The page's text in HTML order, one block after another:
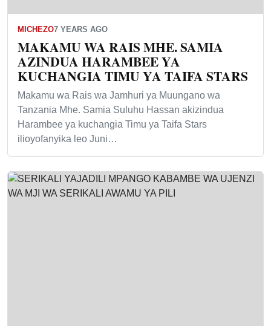
MICHEZO7 YEARS AGO
MAKAMU WA RAIS MHE. SAMIA
AZINDUA HARAMBEE YA
KUCHANGIA TIMU YA TAIFA STARS
Makamu wa Rais wa Jamhuri ya Muungano wa
Tanzania Mhe. Samia Suluhu Hassan akizindua
Harambee ya kuchangia Timu ya Taifa Stars
ilioyofanyika leo Juni…